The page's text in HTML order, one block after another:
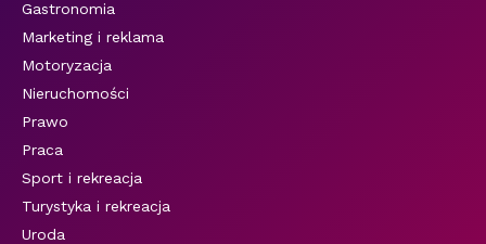
Gastronomia
Marketing i reklama
Motoryzacja
Nieruchomości
Prawo
Praca
Sport i rekreacja
Turystyka i rekreacja
Uroda